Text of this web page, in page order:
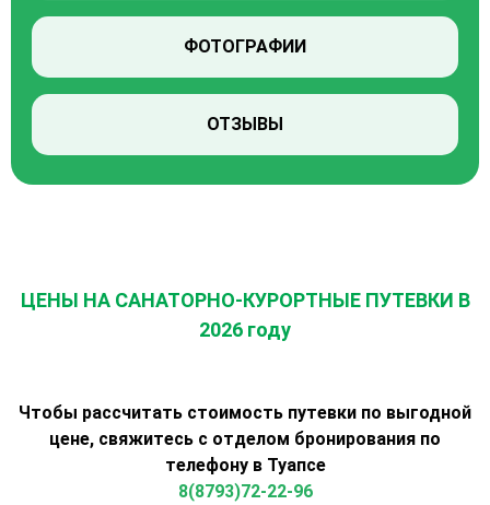
ФОТОГРАФИИ
ОТЗЫВЫ
ЦЕНЫ НА САНАТОРНО-КУРОРТНЫЕ ПУТЕВКИ В
2026 году
Чтобы рассчитать стоимость путевки по выгодной
цене, свяжитесь с отделом бронирования по
телефону в Туапсе
8(8793)72-22-96